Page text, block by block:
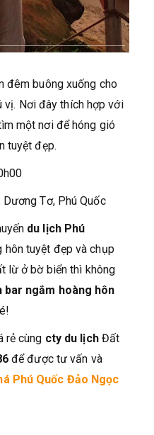
đêm buông xuống cho
vị. Nơi đây thích hợp với
một nơi để hóng gió
tuyệt đẹp.
Tơ, Phú Quốc
du lịch Phú
hôn tuyệt đẹp và chụp
lừ ở bờ biển thì không
bar ngắm hoàng hôn
rẻ cùng cty du lịchĐất
để được tư vấn và
Phú Quốc Đảo Ngọc